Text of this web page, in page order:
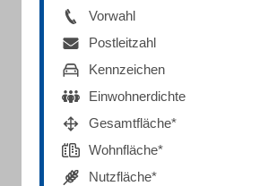
Vorwahl
Postleitzahl
Kennzeichen
Einwohnerdichte
Gesamtfläche*
Wohnfläche*
Nutzfläche*